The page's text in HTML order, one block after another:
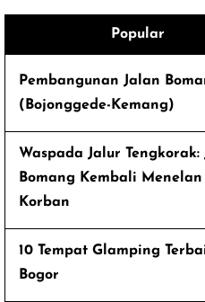
Popular
Pembangunan Jalan
(Bojonggede-Kemang)
Waspada Jalur Tengkorak:
Bomang Kembali Menelan
Korban
10 Tempat Glamping
Bogor